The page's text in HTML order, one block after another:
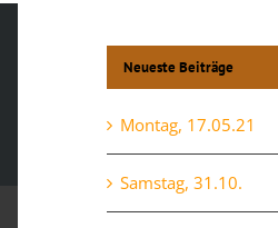
Neueste Beiträge
Montag, 17.05.21
Samstag, 31.10.